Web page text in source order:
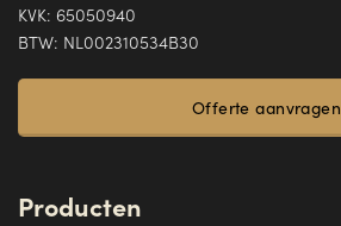
KVK: 65050940
BTW: NL002310534B30
Offerte aanvragen
Producten